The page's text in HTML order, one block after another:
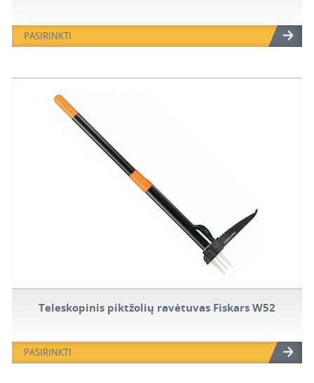
PASIRINKTI
Teleskopinis piktžolių ravėtuvas Fiskars W52
PASIRINKTI